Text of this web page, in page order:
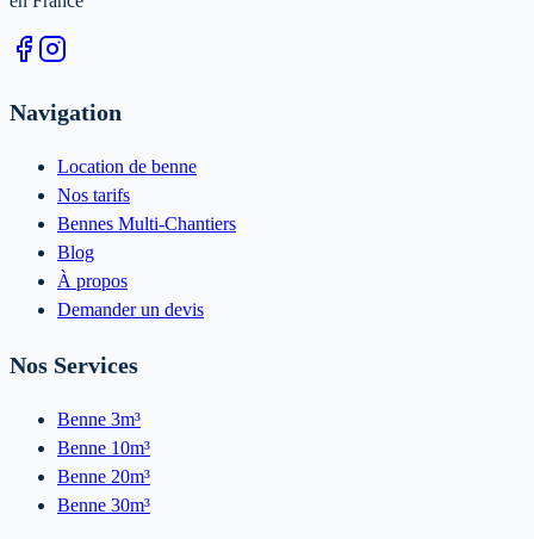
Navigation
Location de benne
Nos tarifs
Bennes Multi-Chantiers
Blog
À propos
Demander un devis
Nos Services
Benne 3m³
Benne 10m³
Benne 20m³
Benne 30m³